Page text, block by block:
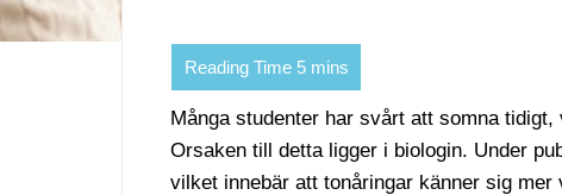
Många studenter har svårt att somna
Orsaken till detta ligger i biologin. Under
vilket innebär att tonåringar känner sig